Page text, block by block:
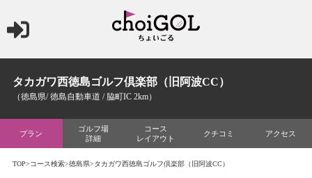
タカガワ西徳島ゴルフ倶楽部（旧阿波CC）
（徳島県/ 徳島自動車道 / 脇町IC 2km）
プラン
ゴルフ場
詳細
コース
レイアウト
クチコミ アクセス
TOP>コース検索>徳島県>タカガワ西徳島ゴルフ倶楽部（旧阿波CC）